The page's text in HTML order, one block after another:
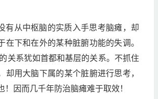
有从中枢脑的实质入手思考脑瘫，却
在下和在外的某种脏腑功能的失调。
的关系犹如首都和基层的关系。不抓住
却用大脑下属的某个脏腑进行思考，
！因而几千年防治脑瘫难于取效！